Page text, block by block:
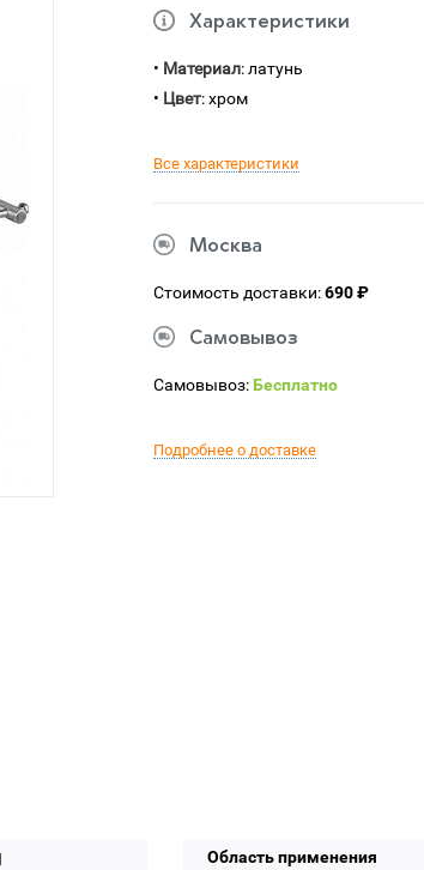
Характеристики
• Материал: латунь
• Цвет: хром
Все характеристики
Москва
Стоимость доставки:690 ₽
Самовывоз
Самовывоз:Бесплатно
Подробнее о доставке
Область применения